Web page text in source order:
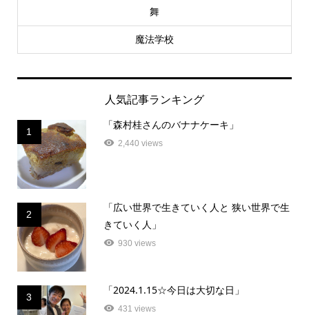
舞
魔法学校
人気記事ランキング
1
「森村桂さんのバナナケーキ」
2,440 views
2
「広い世界で生きていく人と 狭い世界で生
きていく人」
930 views
3
「2024.1.15☆今日は大切な日」
431 views